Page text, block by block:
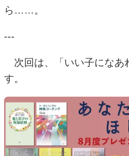
ら……。
---
次回は、「いい子になあ
す。